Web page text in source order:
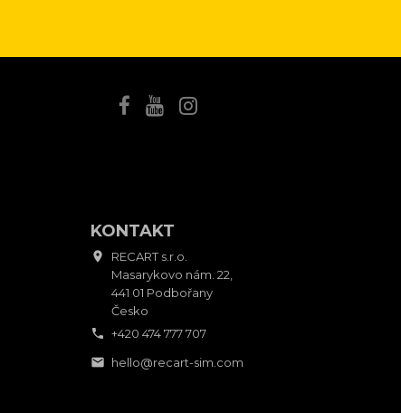
KONTAKT

RECART s.r.o.
Masarykovo nám. 22,
441 01 Podbořany
Česko
 +420 474 777 707
 hello@recart-sim.com